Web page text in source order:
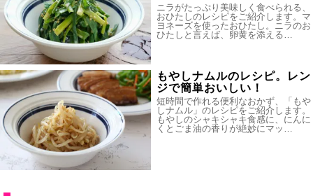
ニラがたっぷり美味しく食べられる、
おひたしのレシピをご紹介します。マ
ヨネーズを使ったおひたし。ニラのお
ひたしと言えば、卵黄を添える…
もやしナムルのレシピ。レン
ジで簡単おいしい！
短時間で作れる便利なおかず、「もや
しナムル」のレシピをご紹介します。
もやしのシャキシャキ食感に、にんに
くとごま油の香りが絶妙にマッ…